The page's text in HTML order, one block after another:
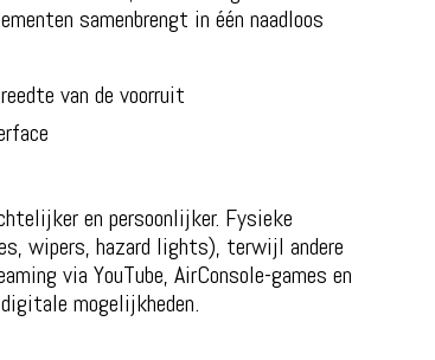
samenbrengt in één naadloos
van de voorruit
en persoonlijker. Fysieke
wipers, hazard lights), terwijl andere
via YouTube, AirConsole-games en
mogelijkheden.